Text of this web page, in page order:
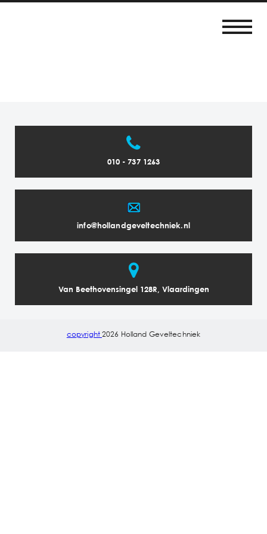
010 - 737 1263
info@hollandgeveltechniek.nl
Van Beethovensingel 128R, Vlaardingen
copyright2026 Holland Geveltechniek